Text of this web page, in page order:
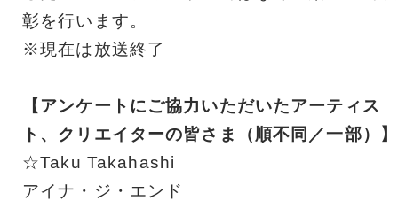
彰を行います。
※現在は放送終了
【アンケートにご協力いただいたアーティス
ト、クリエイターの皆さま（順不同／一部）】
☆Taku Takahashi
アイナ・ジ・エンド